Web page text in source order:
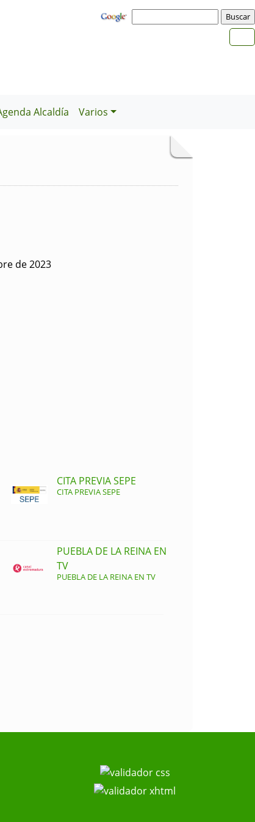
Alcaldía Varios
de 2023
CITA PREVIA SEPE
CITA PREVIA SEPE
PUEBLA DE LA REINA EN
TV
PUEBLA DE LA REINA EN TV